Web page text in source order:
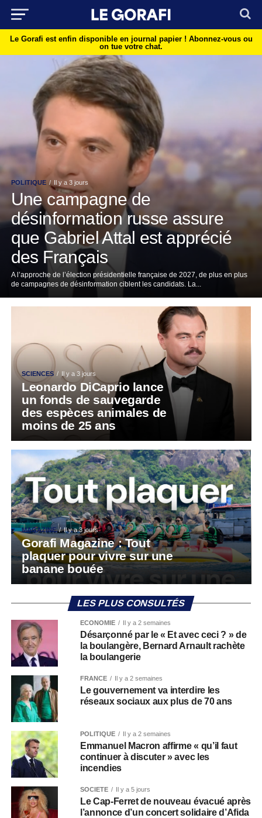
Le Gorafi est enfin disponible en journal papier ! Abonnez-vous ou
on tue votre chat.
POLITIQUE Il y a 3 jours
Une campagne de
désinformation russe assure
que Gabriel Attal est apprécié
des Français
A l’approche de l’élection présidentielle française de 2027, de plus en plus
de campagnes de désinformation ciblent les candidats. La...
SCIENCES Il y a 3 jours
Leonardo DiCaprio lance
un fonds de sauvegarde
des espèces animales de
moins de 25 ans
MAGAZINE Il y a 3 jours
Gorafi Magazine : Tout
plaquer pour vivre sur une
banane bouée
LES PLUS CONSULTÉS
ECONOMIE Il y a 2 semaines
Désarçonné par le « Et avec ceci ? » de
la boulangère, Bernard Arnault rachète
la boulangerie
FRANCE Il y a 2 semaines
Le gouvernement va interdire les
réseaux sociaux aux plus de 70 ans
POLITIQUE Il y a 2 semaines
Emmanuel Macron affirme « qu’il faut
continuer à discuter » avec les
incendies
SOCIÉTÉ Il y a 5 jours
Le Cap-Ferret de nouveau évacué après
l’annonce d’un concert solidaire d’Afida